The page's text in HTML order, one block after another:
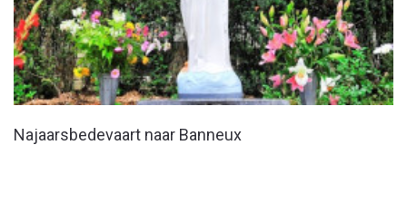
Najaarsbedevaart naar Banneux